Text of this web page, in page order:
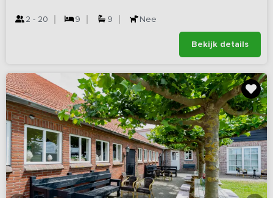
2 - 20 9 9 Nee
Bekijk details